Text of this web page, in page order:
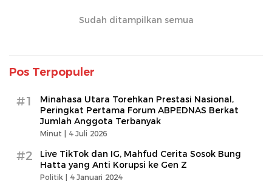
Sudah ditampilkan semua
Pos Terpopuler
#1
Minahasa Utara Torehkan Prestasi Nasional,
Peringkat Pertama Forum ABPEDNAS Berkat
Jumlah Anggota Terbanyak
Minut | 4 Juli 2026
#2
Live TikTok dan IG, Mahfud Cerita Sosok Bung
Hatta yang Anti Korupsi ke Gen Z
Politik | 4 Januari 2024